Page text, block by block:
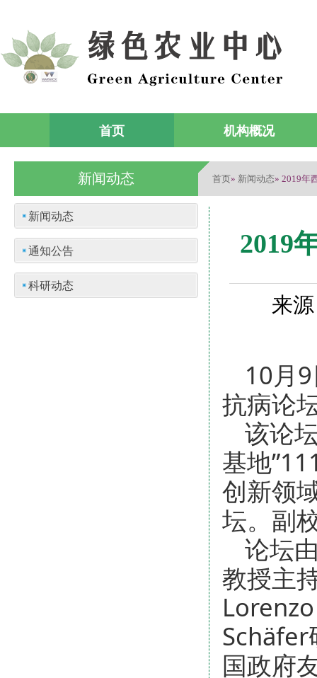
首页 机构概况
新闻动态 首页» 新闻动态» 2019年
新闻动态
通知公告
科研动态
2019
来
10月
抗病论
该论
基地
创新领
坛。副
论坛
教授主
Schäfer
国政府